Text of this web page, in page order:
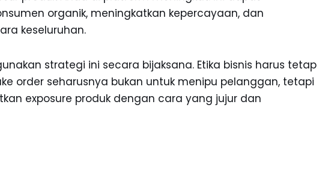
organik, meningkatkan kepercayaan, dan
keseluruhan.
strategi ini secara bijaksana. Etika bisnis harus tetap
order seharusnya bukan untuk menipu pelanggan, tetapi
exposure produk dengan cara yang jujur dan